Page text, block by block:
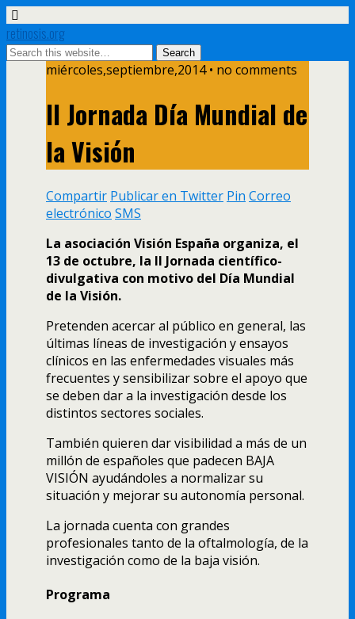
retinosis.org
miércoles,septiembre,2014 • no comments
II Jornada Día Mundial de
la Visión
Compartir Publicar en Twitter Pin Correo
electrónico SMS
La asociación Visión España organiza, el
13 de octubre, la II Jornada científico-
divulgativa con motivo del Día Mundial
de la Visión.
Pretenden acercar al público en general, las
últimas líneas de investigación y ensayos
clínicos en las enfermedades visuales más
frecuentes y sensibilizar sobre el apoyo que
se deben dar a la investigación desde los
distintos sectores sociales.
También quieren dar visibilidad a más de un
millón de españoles que padecen BAJA
VISIÓN ayudándoles a normalizar su
situación y mejorar su autonomía personal.
La jornada cuenta con grandes
profesionales tanto de la oftalmología, de la
investigación como de la baja visión.
Programa